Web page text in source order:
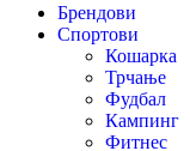
Брендови
Спортови
Кошарка
Трчање
Фудбал
Кампинг
Фитнес